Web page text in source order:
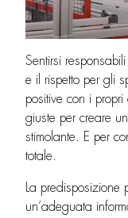
Sentirsi
e il rispetto per gli
positive con i
giuste per creare
stimolante. E per
totale.
La
un’adeguata